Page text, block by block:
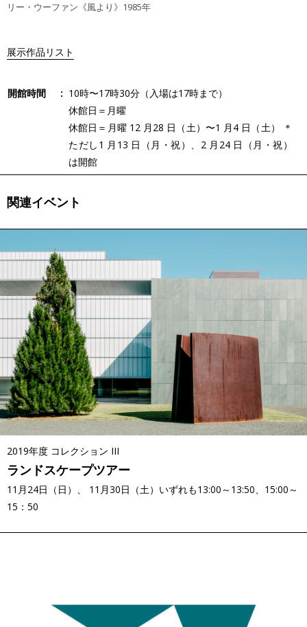
リー・ウーファン《風より》1985年
展示作品リスト
開館時間
10時〜17時30分（入場は17時まで）
休館日＝月曜
休館日＝月曜 12 月28 日（土）〜1 月4 日（土） ＊
ただし1 月13 日（月・祝）、2 月24 日（月・祝）
は開館
関連イベント
2019年度 コレクション III
ランドスケープツアー
11月24日（日）、 11月30日（土）いずれも13:00～13:50、15:00～
15：50